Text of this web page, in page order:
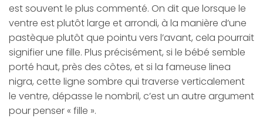
est souvent le plus commenté. On dit que lorsque le
ventre est plutôt large et arrondi, à la manière d’une
pastèque plutôt que pointu vers l’avant, cela pourrait
signifier une fille. Plus précisément, si le bébé semble
porté haut, près des côtes, et si la fameuse linea
nigra, cette ligne sombre qui traverse verticalement
le ventre, dépasse le nombril, c’est un autre argument
pour penser « fille ».